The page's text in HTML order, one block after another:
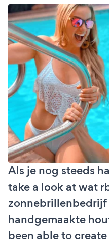
Als je nog steeds
take a look at wat
zonnebrillenbedrijf
handgemaakte
been able to